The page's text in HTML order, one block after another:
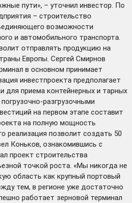
пути», – уточнил инвестор. По
– строительство
возможности
и автомобильного транспорта.
отправлять продукцию на
Европы. Сергей Смирнов
в основном принимает
инвестпроекта предполагает
для приема контейнерных и тарных
разгрузочными
на первом этапе составит
на полную мощность
реализация позволит создать 50
Коньков, ознакомившись с
проект строительства
точкой роста. «Мы никогда не
область как крупный портовый
тем, в регионе уже достаточно
работает зерновой терминал